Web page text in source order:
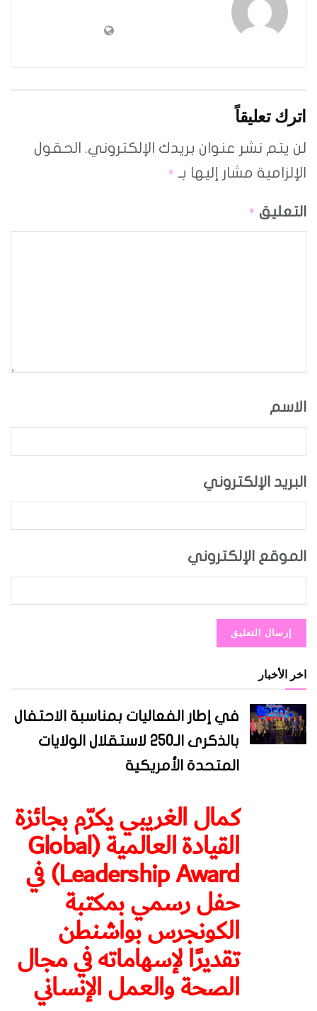
اترك تعليقاً
لن يتم نشر عنوان بريدك الإلكتروني. الحقول
الإلزامية مشار إليها بـ *
التعليق *
الاسم
البريد الإلكتروني
الموقع الإلكتروني
اخر الأخبار
في إطار الفعاليات بمناسبة الاحتفال
بالذكرى الـ250 لاستقلال الولايات
المتحدة الأمريكية
كمال الغريبي يكرّم بجائزة
القيادة العالمية (Global
Leadership Award) في
حفل رسمي بمكتبة
الكونجرس بواشنطن
تقديرًا لإسهاماته في مجال
الصحة والعمل الإنساني